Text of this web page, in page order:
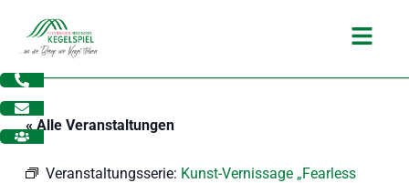
Inhalt
springen
Main
« Alle Veranstaltungen
Veranstaltungsserie: Kunst-Vernissage „Fearless